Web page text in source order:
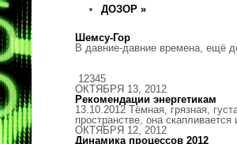
ДОЗОР »
Шемсу-Гор
В давние-давние времена, ещё
12345
ОКТЯБРЯ 13, 2012
Рекомендации энергетикам
13.10.2012 Тёмная, грязная,
пространстве, она скапливается
ОКТЯБРЯ 12, 2012
Динамика процессов 2012